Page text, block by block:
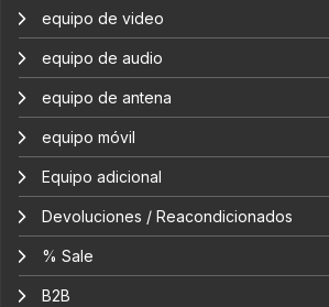
equipo de video
equipo de audio
equipo de antena
equipo móvil
Equipo adicional
Devoluciones / Reacondicionados
% Sale
B2B